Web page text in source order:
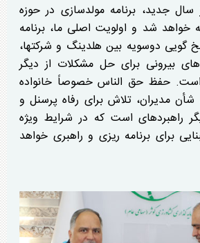
سال جدید، برنامه مولدسازی در حوزه
خواهد شد و اولویت اصلی ما، برنامه
دوسویه بین هلدینگ و شرکتها،
بیرونی برای حل مشکلات از دیگر
است. حفظ حق الناس خصوصاً خانواده
مدیران، تلاش برای رفاه پرسنل و
راهبرد‌های است که در شرایط ویژه
برای برنامه ریزی و راهبری خواهد